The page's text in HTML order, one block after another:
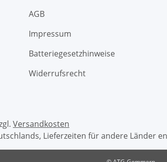
AGB
Impressum
Batteriegesetzhinweise
Widerrufsrecht
Versandkosten
Lieferzeiten für andere Länder